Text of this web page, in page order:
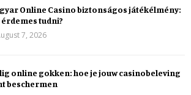
Online Casino biztonságos játékélmény:
érdemes tudni?
7, 2026
online gokken: hoe je jouw casinobeleving
beschermen